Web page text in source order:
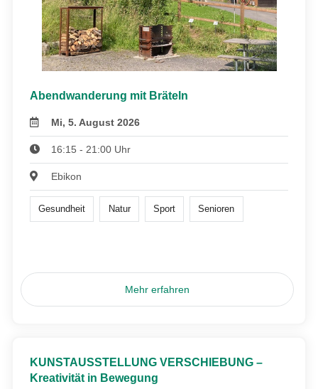
Abendwanderung mit Bräteln
Mi, 5. August 2026
16:15 - 21:00 Uhr
Ebikon
Gesundheit Natur Sport Senioren
Mehr erfahren
KUNSTAUSSTELLUNG VERSCHIEBUNG –
Kreativität in Bewegung